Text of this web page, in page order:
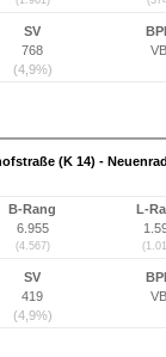
SV
768
(4,9%)
VB
(K 14) -
B-Rang
6.955
(4.567)
L-
SV
419
(4,9%)
VB